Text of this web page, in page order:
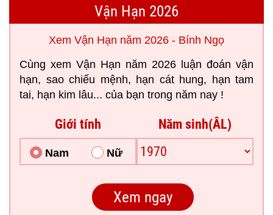
Vận Hạn 2026
Xem Vận Hạn năm 2026 - Bính Ngọ
Cùng xem Vận Hạn năm 2026 luận đoán vận
hạn, sao chiếu mệnh, hạn cát hung, hạn tam
tai, hạn kim lâu... của bạn trong năm nay !
Giới tính
Nam Nữ
Năm sinh(ÂL)